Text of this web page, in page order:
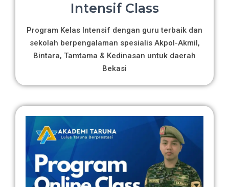
Intensif Class
Program Kelas Intensif dengan guru terbaik dan
sekolah berpengalaman spesialis Akpol-Akmil,
Bintara, Tamtama & Kedinasan untuk daerah
Bekasi